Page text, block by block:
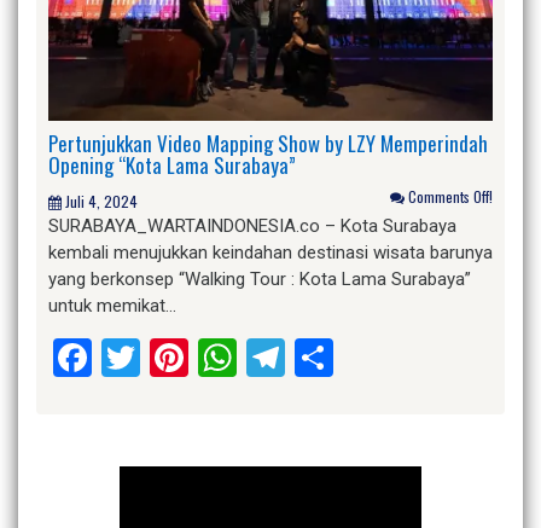
Pertunjukkan Video Mapping Show by LZY Memperindah
Opening “Kota Lama Surabaya”
Juli 4, 2024 Comments Off!
SURABAYA_WARTAINDONESIA.co – Kota Surabaya
kembali menujukkan keindahan destinasi wisata barunya
yang berkonsep “Walking Tour : Kota Lama Surabaya”
untuk memikat…
Facebook
Twitter
Pinterest
WhatsApp
Telegram